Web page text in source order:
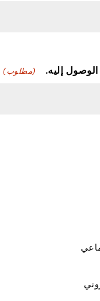
إليه. (مطلوب)